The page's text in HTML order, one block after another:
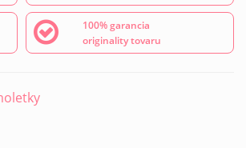
100% garancia
originality tovaru